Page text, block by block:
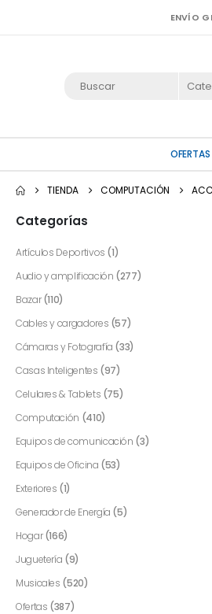
ENVÍO
OFERTAS
TIENDA COMPUTACIÓN
Categorías
Artículos Deportivos (1)
Audio y amplificación (277)
Bazar (110)
Cables y cargadores (57)
Cámaras y Fotografía (33)
Casas Inteligentes (97)
Celulares & Tablets (75)
Computación (410)
Equipos de comunicación (3)
Equipos de Oficina (53)
Exteriores (1)
Generador de Energía (5)
Hogar (166)
Juguetería (9)
Musicales (520)
Ofertas (387)